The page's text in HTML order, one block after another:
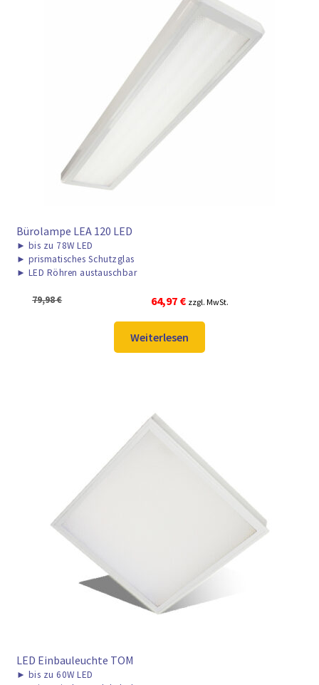
Bürolampe LEA 120 LED
► bis zu 78W LED
► prismatisches Schutzglas
► LED Röhren austauschbar
79,98€
Ursprünglicher
war:
79,98 €
64,97 €Aktueller
ist:
64,97 €.
zzgl. MwSt.
Weiterlesen
LED Einbauleuchte TOM
► bis zu 60W LED